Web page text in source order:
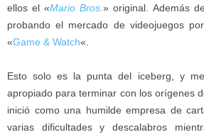
ellos el «Mario Bros.» original. Además
probando el mercado de videojuegos
«Game & Watch«.
Esto solo es la punta del iceberg, y
apropiado para terminar con los orígenes
inició como una humilde empresa de
varias dificultades y descalabros